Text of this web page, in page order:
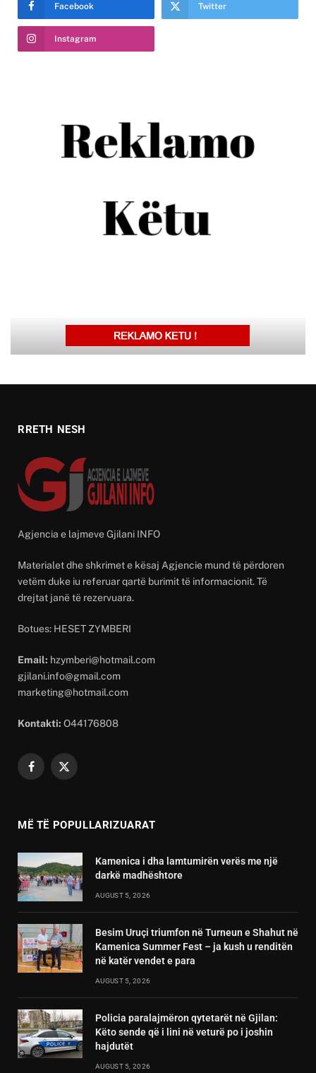
Facebook Twitter
Instagram
RRETH NESH
Agjencia e lajmeve Gjilani INFO
Materialet dhe shkrimet e kësaj Agjencie mund të përdoren
vetëm duke iu referuar qartë burimit të informacionit. Të
drejtat janë të rezervuara.
Botues: HESET ZYMBERI
Email: hzymberi@hotmail.com
gjilani.info@gmail.com
marketing@hotmail.com
Kontakti: O44176808
Facebook
X
MË TË POPULLARIZUARAT
Kamenica i dha lamtumirën verës me një
darkë madhështore
AUGUST 5, 2026
Besim Uruçi triumfon në Turneun e Shahut në
Kamenica Summer Fest – ja kush u renditën
në katër vendet e para
AUGUST 5, 2026
Policia paralajmëron qytetarët në Gjilan:
Këto sende që i lini në veturë po i joshin
hajdutët
AUGUST 5, 2026